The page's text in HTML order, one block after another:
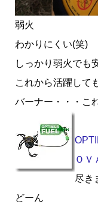
弱火
わかりにくい(笑)
しっかり弱火でも
これから活躍して
バーナー・・・こ
ＯＶ
尽き
どーん